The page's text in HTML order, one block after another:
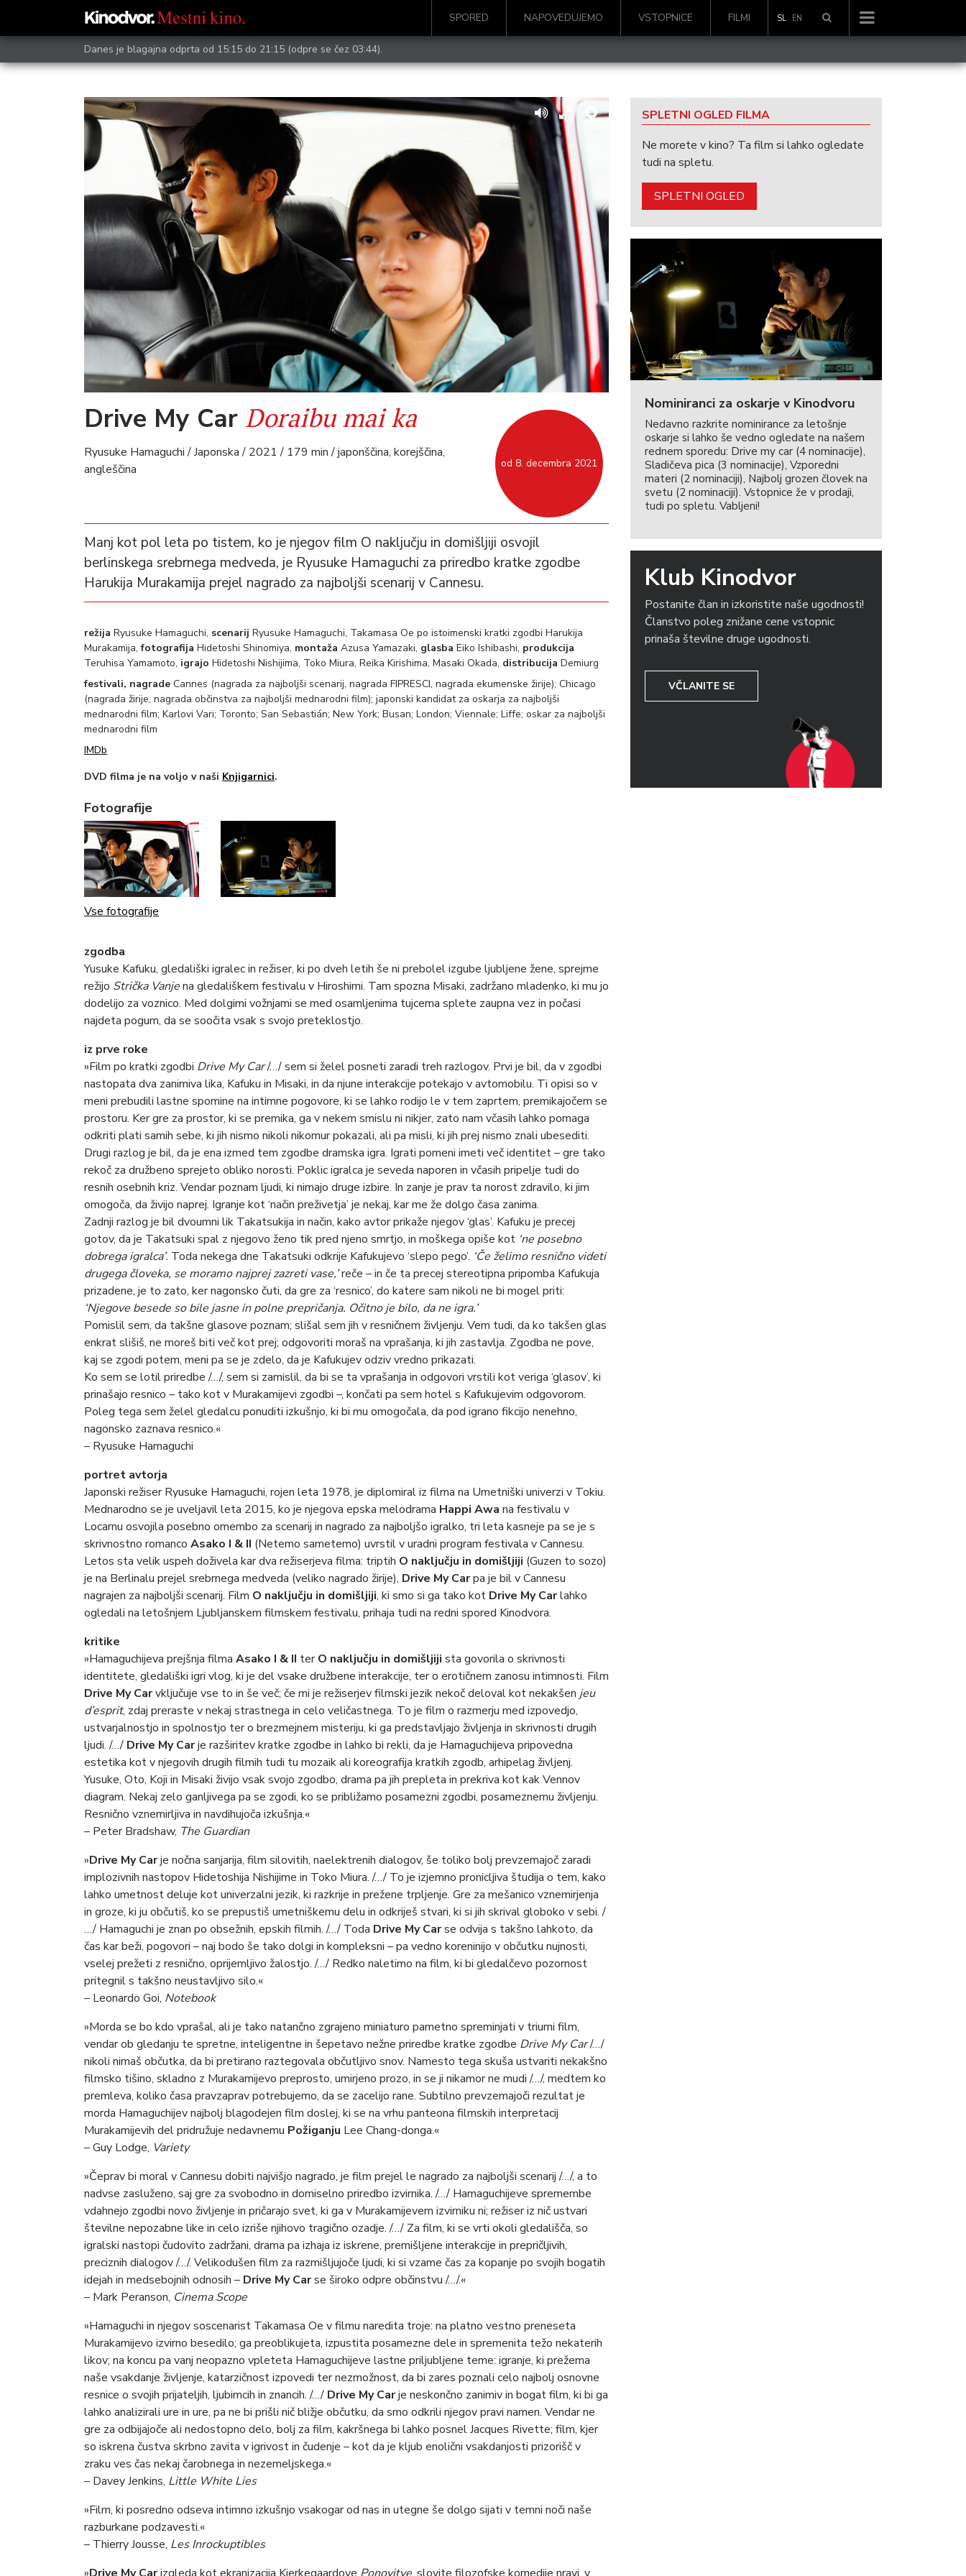
SPORED NAPOVEDUJEMO VSTOPNICE FILMI SL EN
Danes je blagajna odprta od 15:15 do 21:15 (odpre se čez 03:44).
od 8. decembra 2021
Drive My Car Doraibu mai ka
Ryusuke Hamaguchi / Japonska / 2021 / 179 min / japonščina, korejščina,
angleščina
Manj kot pol leta po tistem, ko je njegov film O naključju in domišljiji osvojil
berlinskega srebrnega medveda, je Ryusuke Hamaguchi za priredbo kratke zgodbe
Harukija Murakamija prejel nagrado za najboljši scenarij v Cannesu.
režija Ryusuke Hamaguchi, scenarij Ryusuke Hamaguchi, Takamasa Oe po istoimenski kratki zgodbi Harukija
Murakamija,fotografija Hidetoshi Shinomiya, montaža Azusa Yamazaki, glasba Eiko Ishibashi, produkcija
Teruhisa Yamamoto, igrajo Hidetoshi Nishijima, Toko Miura, Reika Kirishima, Masaki Okada, distribucija Demiurg
festivali, nagrade Cannes (nagrada za najboljši scenarij, nagrada FIPRESCI, nagrada ekumenske žirije); Chicago
(nagrada žirije, nagrada občinstva za najboljši mednarodni film); japonski kandidat za oskarja za najboljši
mednarodni film; Karlovi Vari; Toronto; San Sebastián; New York; Busan; London; Viennale; Liffe; oskar za najboljši
mednarodni film
IMDb
DVD filma je na voljo v naši Knjigarnici.
Fotografije
Vse fotografije
zgodba
Yusuke Kafuku, gledališki igralec in režiser, ki po dveh letih še ni prebolel izgube ljubljene žene, sprejme
režijo Strička Vanjena gledališkem festivalu v Hiroshimi. Tam spozna Misaki, zadržano mladenko, ki mu jo
dodelijo za voznico. Med dolgimi vožnjami se med osamljenima tujcema splete zaupna vez in počasi
najdeta pogum, da se soočita vsak s svojo preteklostjo.
iz prve roke
»Film po kratki zgodbi Drive My Car/…/ sem si želel posneti zaradi treh razlogov. Prvi je bil, da v zgodbi
nastopata dva zanimiva lika, Kafuku in Misaki, in da njune interakcije potekajo v avtomobilu. Ti opisi so v
meni prebudili lastne spomine na intimne pogovore, ki se lahko rodijo le v tem zaprtem, premikajočem se
prostoru. Ker gre za prostor, ki se premika, ga v nekem smislu ni nikjer, zato nam včasih lahko pomaga
odkriti plati samih sebe, ki jih nismo nikoli nikomur pokazali, ali pa misli, ki jih prej nismo znali ubesediti.
Drugi razlog je bil, da je ena izmed tem zgodbe dramska igra. Igrati pomeni imeti več identitet – gre tako
rekoč za družbeno sprejeto obliko norosti. Poklic igralca je seveda naporen in včasih pripelje tudi do
resnih osebnih kriz. Vendar poznam ljudi, ki nimajo druge izbire. In zanje je prav ta norost zdravilo, ki jim
omogoča, da živijo naprej. Igranje kot ‘način preživetja’ je nekaj, kar me že dolgo časa zanima.
Zadnji razlog je bil dvoumni lik Takatsukija in način, kako avtor prikaže njegov ‘glas’. Kafuku je precej
gotov, da je Takatsuki spal z njegovo ženo tik pred njeno smrtjo, in moškega opiše kot ‘ne posebno
dobrega igralca’. Toda nekega dne Takatsuki odkrije Kafukujevo ‘slepo pego’. ‘Če želimo resnično videti
drugega človeka, se moramo najprej zazreti vase,’reče – in če ta precej stereotipna pripomba Kafukuja
prizadene, je to zato, ker nagonsko čuti, da gre za ‘resnico’, do katere sam nikoli ne bi mogel priti:
‘Njegove besede so bile jasne in polne prepričanja. Očitno je bilo, da ne igra.’
Pomislil sem, da takšne glasove poznam; slišal sem jih v resničnem življenju. Vem tudi, da ko takšen glas
enkrat slišiš, ne moreš biti več kot prej; odgovoriti moraš na vprašanja, ki jih zastavlja. Zgodba ne pove,
kaj se zgodi potem, meni pa se je zdelo, da je Kafukujev odziv vredno prikazati.
Ko sem se lotil priredbe /…/, sem si zamislil, da bi se ta vprašanja in odgovori vrstili kot veriga ‘glasov’, ki
prinašajo resnico – tako kot v Murakamijevi zgodbi –, končati pa sem hotel s Kafukujevim odgovorom.
Poleg tega sem želel gledalcu ponuditi izkušnjo, ki bi mu omogočala, da pod igrano fikcijo nenehno,
nagonsko zaznava resnico.«
– Ryusuke Hamaguchi
portret avtorja
Japonski režiser Ryusuke Hamaguchi, rojen leta 1978, je diplomiral iz filma na Umetniški univerzi v Tokiu.
Mednarodno se je uveljavil leta 2015, ko je njegova epska melodrama Happi Awa na festivalu v
Locarnu osvojila posebno omembo za scenarij in nagrado za najboljšo igralko, tri leta kasneje pa se je s
skrivnostno romanco Asako I & II (Netemo sametemo) uvrstil v uradni program festivala v Cannesu.
Letos sta velik uspeh doživela kar dva režiserjeva filma: triptih O naključju in domišljiji (Guzen to sozo)
je na Berlinalu prejel srebrnega medveda (veliko nagrado žirije), Drive My Carpa je bil v Cannesu
nagrajen za najboljši scenarij. Film O naključju in domišljiji, ki smo si ga tako kot Drive My Carlahko
ogledali na letošnjem Ljubljanskem filmskem festivalu, prihaja tudi na redni spored Kinodvora.
kritike
»Hamaguchijeva prejšnja filma Asako I & II terO naključju in domišljiji sta govorila o skrivnosti
identitete, gledališki igri vlog, ki je del vsake družbene interakcije, ter o erotičnem zanosu intimnosti. Film
Drive My Carvključuje vse to in še več; če mi je režiserjev filmski jezik nekoč deloval kot nekakšen jeu
d’esprit, zdaj preraste v nekaj strastnega in celo veličastnega. To je film o razmerju med izpovedjo,
ustvarjalnostjo in spolnostjo ter o brezmejnem misteriju, ki ga predstavljajo življenja in skrivnosti drugih
ljudi. /…/ Drive My Carje razširitev kratke zgodbe in lahko bi rekli, da je Hamaguchijeva pripovedna
estetika kot v njegovih drugih filmih tudi tu mozaik ali koreografija kratkih zgodb, arhipelag življenj.
Yusuke, Oto, Koji in Misaki živijo vsak svojo zgodbo, drama pa jih prepleta in prekriva kot kak Vennov
diagram. Nekaj zelo ganljivega pa se zgodi, ko se približamo posamezni zgodbi, posameznemu življenju.
Resnično vznemirljiva in navdihujoča izkušnja.«
– Peter Bradshaw, The Guardian
»Drive My Carje nočna sanjarija, film silovitih, naelektrenih dialogov, še toliko bolj prevzemajoč zaradi
implozivnih nastopov Hidetoshija Nishijime in Toko Miura. /…/ To je izjemno pronicljiva študija o tem, kako
lahko umetnost deluje kot univerzalni jezik, ki razkrije in prežene trpljenje. Gre za mešanico vznemirjenja
in groze, ki ju občutiš, ko se prepustiš umetniškemu delu in odkriješ stvari, ki si jih skrival globoko v sebi. /
…/ Hamaguchi je znan po obsežnih, epskih filmih. /…/ Toda Drive My Carse odvija s takšno lahkoto, da
čas kar beži, pogovori – naj bodo še tako dolgi in kompleksni – pa vedno koreninijo v občutku nujnosti,
vselej prežeti z resnično, oprijemljivo žalostjo. /…/ Redko naletimo na film, ki bi gledalčevo pozornost
pritegnil s takšno neustavljivo silo.«
– Leonardo Goi, Notebook
»Morda se bo kdo vprašal, ali je tako natančno zgrajeno miniaturo pametno spreminjati v triurni film,
vendar ob gledanju te spretne, inteligentne in šepetavo nežne priredbe kratke zgodbe Drive My Car/…/
nikoli nimaš občutka, da bi pretirano raztegovala občutljivo snov. Namesto tega skuša ustvariti nekakšno
filmsko tišino, skladno z Murakamijevo preprosto, umirjeno prozo, in se ji nikamor ne mudi /…/, medtem ko
premleva, koliko časa pravzaprav potrebujemo, da se zacelijo rane. Subtilno prevzemajoči rezultat je
morda Hamaguchijev najbolj blagodejen film doslej, ki se na vrhu panteona filmskih interpretacij
Murakamijevih del pridružuje nedavnemu Požiganju Lee Chang-donga.«
– Guy Lodge, Variety
»Čeprav bi moral v Cannesu dobiti najvišjo nagrado, je film prejel le nagrado za najboljši scenarij /…/, a to
nadvse zasluženo, saj gre za svobodno in domiselno priredbo izvirnika. /…/ Hamaguchijeve spremembe
vdahnejo zgodbi novo življenje in pričarajo svet, ki ga v Murakamijevem izvirniku ni; režiser iz nič ustvari
številne nepozabne like in celo izriše njihovo tragično ozadje. /…/ Za film, ki se vrti okoli gledališča, so
igralski nastopi čudovito zadržani, drama pa izhaja iz iskrene, premišljene interakcije in prepričljivih,
preciznih dialogov /…/. Velikodušen film za razmišljujoče ljudi, ki si vzame čas za kopanje po svojih bogatih
idejah in medsebojnih odnosih – Drive My Carse široko odpre občinstvu /…/.«
– Mark Peranson, Cinema Scope
»Hamaguchi in njegov soscenarist Takamasa Oe v filmu naredita troje: na platno vestno preneseta
Murakamijevo izvirno besedilo; ga preoblikujeta, izpustita posamezne dele in spremenita težo nekaterih
likov; na koncu pa vanj neopazno vpleteta Hamaguchijeve lastne priljubljene teme: igranje, ki prežema
naše vsakdanje življenje, katarzičnost izpovedi ter nezmožnost, da bi zares poznali celo najbolj osnovne
resnice o svojih prijateljih, ljubimcih in znancih. /…/ Drive My Carje neskončno zanimiv in bogat film, ki bi ga
lahko analizirali ure in ure, pa ne bi prišli nič bližje občutku, da smo odkrili njegov pravi namen. Vendar ne
gre za odbijajoče ali nedostopno delo, bolj za film, kakršnega bi lahko posnel Jacques Rivette; film, kjer
so iskrena čustva skrbno zavita v igrivost in čudenje – kot da je kljub enolični vsakdanjosti prizorišč v
zraku ves čas nekaj čarobnega in nezemeljskega.«
– Davey Jenkins, Little White Lies
»Film, ki posredno odseva intimno izkušnjo vsakogar od nas in utegne še dolgo sijati v temni noči naše
razburkane podzavesti.«
– Thierry Jousse, Les Inrockuptibles
SPLETNI OGLED FILMA
Ne morete v kino? Ta film si lahko ogledate
tudi na spletu.
SPLETNI OGLED
Nominiranci za oskarje v Kinodvoru
Nedavno razkrite nominirance za letošnje
oskarje si lahko še vedno ogledate na našem
rednem sporedu: Drive my car (4 nominacije),
Sladičeva pica (3 nominacije), Vzporedni
materi (2 nominaciji), Najbolj grozen človek na
svetu (2 nominaciji). Vstopnice že v prodaji,
tudi po spletu. Vabljeni!
Klub Kinodvor
Postanite član in izkoristite naše ugodnosti!
Članstvo poleg znižane cene vstopnic
prinaša številne druge ugodnosti.
VČLANITE SE